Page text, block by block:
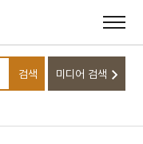
입력하세요
검색 미디어 검색